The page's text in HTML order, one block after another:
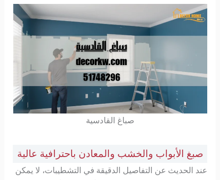
صباغ القادسية
صبغ الأبواب والخشب والمعادن باحترافية عالية
عند الحديث عن التفاصيل الدقيقة في التشطيبات، لا يمكن